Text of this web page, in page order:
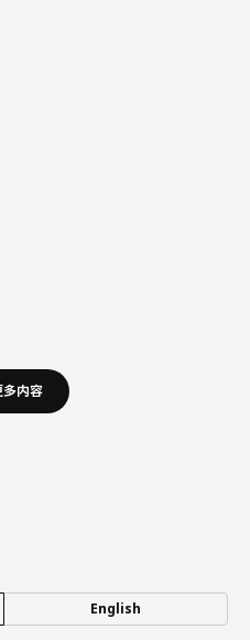
内容
English